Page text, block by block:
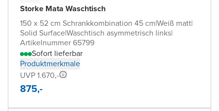
Storke Mata Waschtisch
150 x 52 cm Schrankkombination 45 cm|Weiß matt|
Solid Surface|Waschtisch asymmetrisch links|
Artikelnummer 65799
Sofort lieferbar
Produktmerkmale
UVP 1.670,-
875,-